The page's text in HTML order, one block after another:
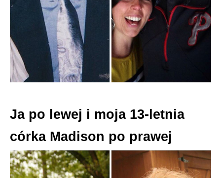
Ja po lewej i moja 13-letnia
córka Madison po prawej